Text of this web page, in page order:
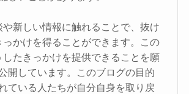
新しい情報に触れることで、抜け
っかけを得ることができます。この
したきっかけを提供できることを願
開しています。このブログの目的
ている人たちが自分自身を取り戻